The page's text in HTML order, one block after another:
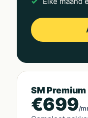
SM Premium
€699/